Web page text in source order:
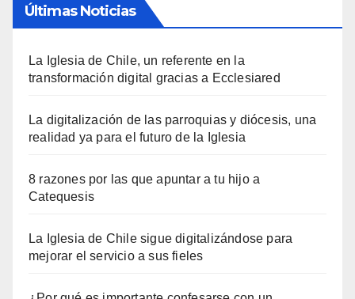
Últimas Noticias
La Iglesia de Chile, un referente en la
transformación digital gracias a Ecclesiared
La digitalización de las parroquias y diócesis, una
realidad ya para el futuro de la Iglesia
8 razones por las que apuntar a tu hijo a
Catequesis
La Iglesia de Chile sigue digitalizándose para
mejorar el servicio a sus fieles